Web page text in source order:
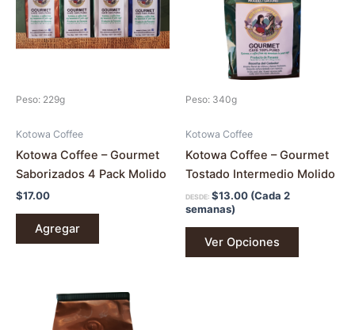
Peso: 229g
Kotowa Coffee
Kotowa Coffee – Gourmet
Saborizados 4 Pack Molido
$17.00
Agregar
Peso: 340g
Kotowa Coffee
Kotowa Coffee – Gourmet
Tostado Intermedio Molido
DESDE: $13.00 (Cada 2
semanas)
Ver Opciones
variantes.
Las
opciones
se
página
de
Este
producto